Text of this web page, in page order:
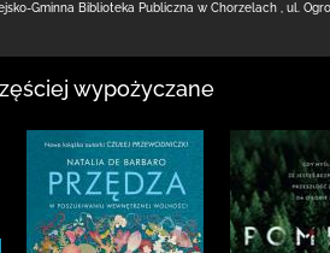
Gminna Biblioteka Publiczna w Chorzelach ul.
wypożyczane